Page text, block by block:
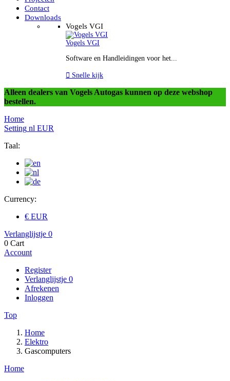
Contact
Downloads
Vogels VGI
Vogels VGI
Software en Handleidingen voor het...
 Snelle kijk
Alleen dealers van Vogels Autogas kunnen op deze webshop
bestellen.
Home
Setting nl EUR
Taal:
Currency:
€ EUR
Verlanglijstje 0
0 Cart
Account
Register
Verlanglijstje 0
Afrekenen
Inloggen
Top
Home
Elektro
Gascomputers
Home